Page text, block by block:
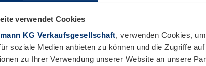
verwendet Cookies
KG Verkaufsgesellschaft, verwenden Cookies,
soziale Medien anbieten zu können und die Zugriffe
zu Ihrer Verwendung unserer Website an unsere